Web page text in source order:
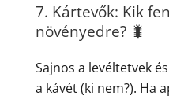
7. Kártevők: Kik
növényedre? 🐛
Sajnos a levéltetvek
a kávét (ki nem?). Ha